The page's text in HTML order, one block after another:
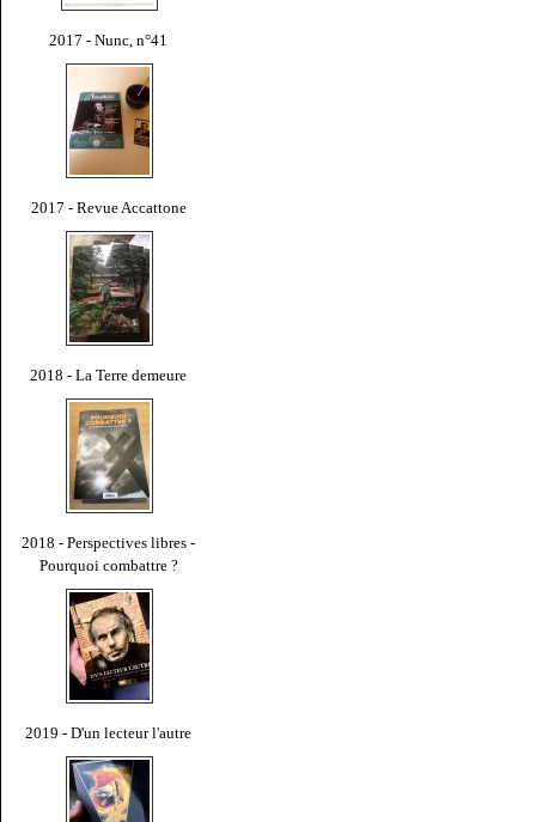
2017 - Nunc, n°41
2017 - Revue Accattone
2018 - La Terre demeure
2018 - Perspectives libres -
Pourquoi combattre ?
2019 - D'un lecteur l'autre